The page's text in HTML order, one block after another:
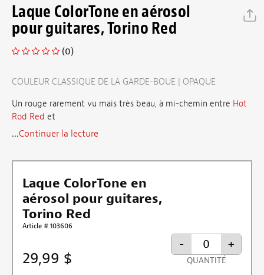
Laque ColorTone en aérosol
pour guitares, Torino Red
(0)
COULEUR CLASSIQUE DE LA GARDE-BOUE | OPAQUE
Un rouge rarement vu mais très beau, à mi-chemin entre Hot
Rod Red et
...Continuer la lecture
Laque ColorTone en
aérosol pour guitares,
Torino Red
Article # 103606
29,99 $
- +
QUANTITÉ